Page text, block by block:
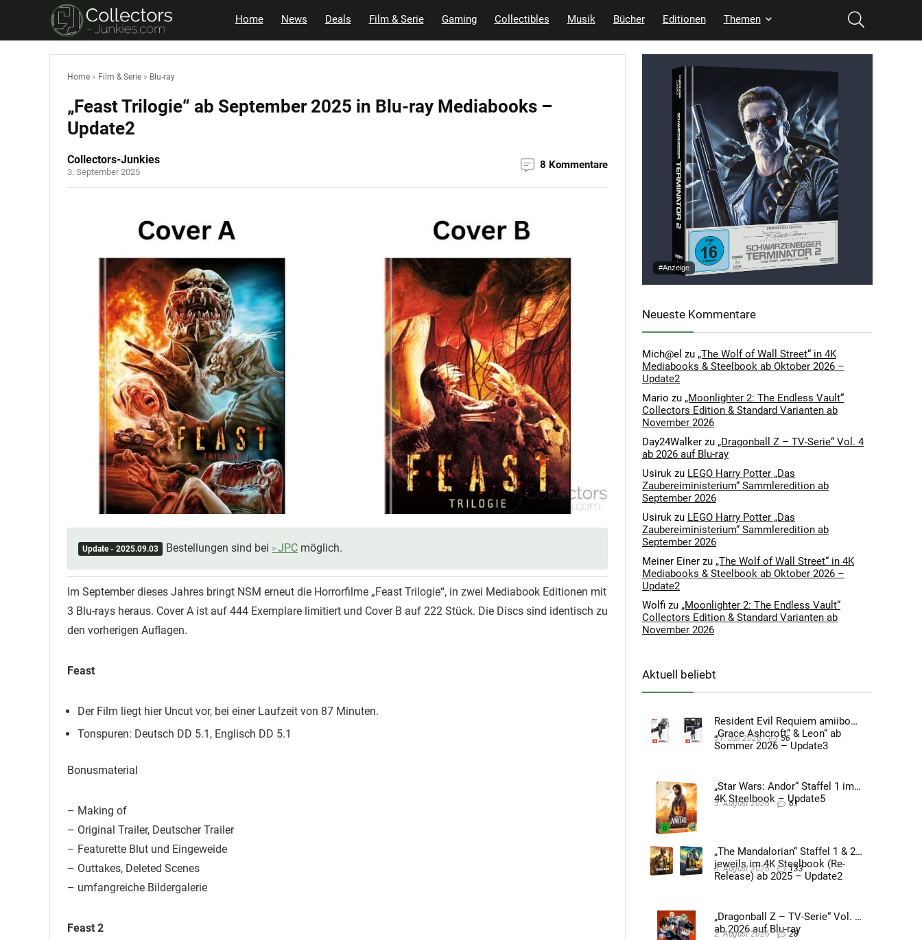
Home News Deals Film & Serie Gaming Collectibles Musik Bücher Editionen Themen
Home » Film & Serie » Blu-ray
„Feast Trilogie“ ab September 2025 in Blu-ray Mediabooks –
Update2
Collectors-Junkies
3. September 2025
8 Kommentare
Update - 2025.09.03 Bestellungen sind bei JPC möglich.
Im September dieses Jahres bringt NSM erneut die Horrorfilme „Feast Trilogie“, in zwei Mediabook Editionen mit
3 Blu-rays heraus. Cover A ist auf 444 Exemplare limitiert und Cover B auf 222 Stück. Die Discs sind identisch zu
den vorherigen Auflagen.
Feast
Der Film liegt hier Uncut vor, bei einer Laufzeit von 87 Minuten.
Tonspuren: Deutsch DD 5.1, Englisch DD 5.1
Bonusmaterial
– Making of
– Original Trailer, Deutscher Trailer
– Featurette Blut und Eingeweide
– Outtakes, Deleted Scenes
– umfangreiche Bildergalerie
Feast 2
#Anzeige
Neueste Kommentare
Mich@el zu „The Wolf of Wall Street“ in 4K
Mediabooks & Steelbook ab Oktober 2026 –
Update2
Mario zu „Moonlighter 2: The Endless Vault“
Collectors Edition & Standard Varianten ab
November 2026
Day24Walker zu „Dragonball Z – TV-Serie“ Vol. 4
ab 2026 auf Blu-ray
Usiruk zu LEGO Harry Potter „Das
Zaubereiministerium“ Sammleredition ab
September 2026
Usiruk zu LEGO Harry Potter „Das
Zaubereiministerium“ Sammleredition ab
September 2026
Meiner Einer zu „The Wolf of Wall Street“ in 4K
Mediabooks & Steelbook ab Oktober 2026 –
Update2
Wolfi zu „Moonlighter 2: The Endless Vault“
Collectors Edition & Standard Varianten ab
November 2026
Aktuell beliebt
Resident Evil Requiem amiibo
„Grace Ashcroft“ & Leon“ ab
Sommer 2026 – Update3
31. Juli 2026 56
„Star Wars: Andor“ Staffel 1 im
4K Steelbook – Update5
5. August 2026 61
„The Mandalorian“ Staffel 1 & 2
jeweils im 4K Steelbook (Re-
Release) ab 2025 – Update2
5. August 2026 133
„Dragonball Z – TV-Serie“ Vol. 4
ab 2026 auf Blu-ray
2. August 2026 28